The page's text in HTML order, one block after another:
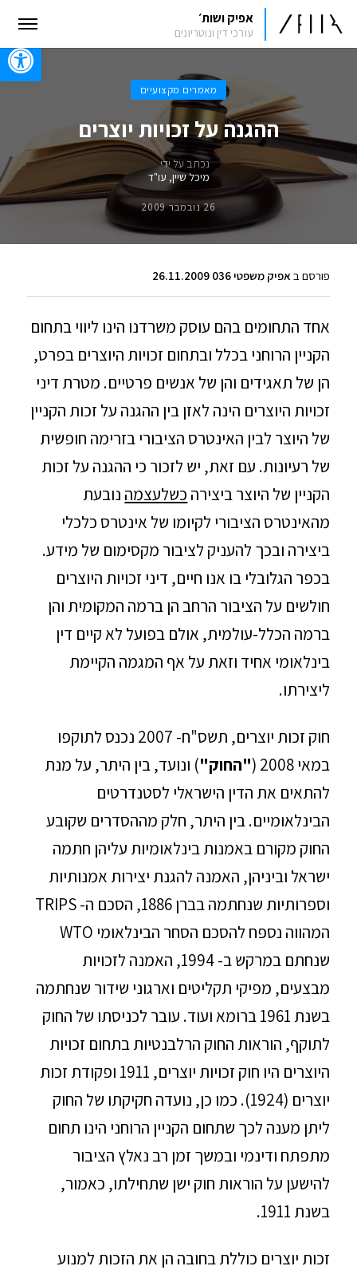
אפיק ושות׳
עורכי דין ונוטריונים
מאמרים מקצועיים
ההגנה על זכויות יוצרים
נכתב על ידי
מיכל שיין, עו"ד
26 נובמבר 2009
פורסם ב אפיק משפטי 036 26.11.2009
אחד התחומים בהם עוסק משרדנו הינו ליווי בתחום
הקניין הרוחני בכלל ובתחום זכויות היוצרים בפרט,
הן של תאגידים והן של אנשים פרטיים. מטרת דיני
זכויות היוצרים הינה לאזן בין ההגנה על זכות הקניין
של היוצר לבין האינטרס הציבורי בזרימה חופשית
של רעיונות. עם זאת, יש לזכור כי ההגנה על זכות
הקניין של היוצר ביצירה כשלעצמה נובעת
מהאינטרס הציבורי לקיומו של אינטרס כלכלי
ביצירה ובכך להעניק לציבור מקסימום של מידע.
בכפר הגלובלי בו אנו חיים, דיני זכויות היוצרים
חולשים על הציבור הרחב הן ברמה המקומית והן
ברמה הכלל-עולמית, אולם בפועל לא קיים דין
בינלאומי אחיד וזאת על אף המגמה הקיימת
ליצירתו.
חוק זכות יוצרים, תשס"ח- 2007 נכנס לתוקפו
במאי 2008 (
"החוק") ונועד, בין היתר, על מנת
להתאים את הדין הישראלי לסטנדרטים
הבינלאומיים. בין היתר, חלק מההסדרים שקובע
החוק מקורם באמנות בינלאומיות עליהן חתמה
ישראל וביניהן, האמנה להגנת יצירות אמנותיות
וספרותיות שנחתמה בברן 1886, הסכם ה- TRIPS
המהווה נספח להסכם הסחר הבינלאומי WTO
שנחתם במרקש ב- 1994, האמנה לזכויות
מבצעים, מפיקי תקליטים וארגוני שידור שנחתמה
בשנת 1961 ברומא ועוד. עובר לכניסתו של החוק
לתוקף, הוראות החוק הרלבנטיות בתחום זכויות
היוצרים היו חוק זכויות יוצרים, 1911 ופקודת זכות
יוצרים (1924). כמו כן, נועדה חקיקתו של החוק
ליתן מענה לכך שתחום הקניין הרוחני הינו תחום
מתפתח ודינמי ובמשך זמן רב נאלץ הציבור
להישען על הוראות חוק ישן שתחילתו, כאמור,
בשנת 1911.
זכות יוצרים כוללת בחובה הן את הזכות למנוע